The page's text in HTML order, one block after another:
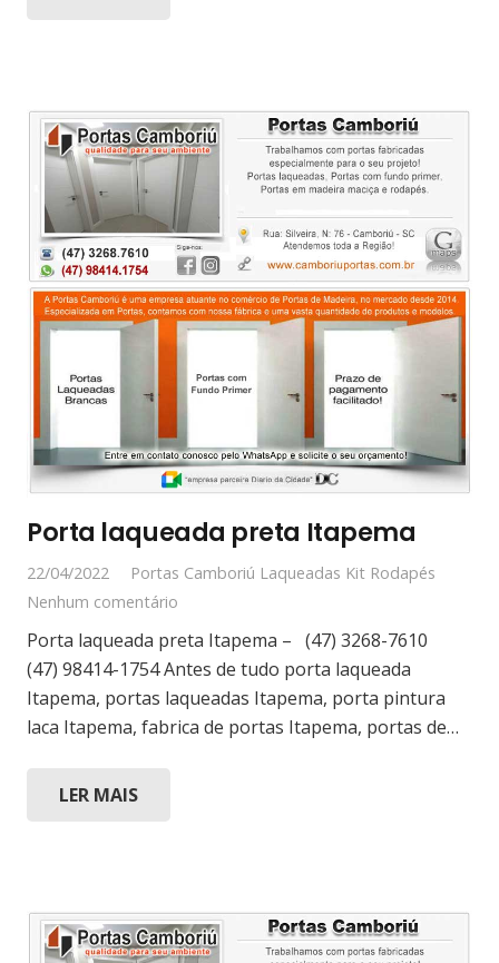
Porta laqueada preta Itapema
22/04/2022
Portas Camboriú Laqueadas Kit Rodapés
Nenhum comentário
Porta laqueada preta Itapema – (47) 3268-7610
(47) 98414-1754 Antes de tudo porta laqueada
Itapema, portas laqueadas Itapema, porta pintura
laca Itapema, fabrica de portas Itapema, portas de…
LER MAIS